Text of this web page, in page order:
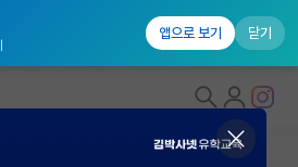
앱으로 보기 닫기